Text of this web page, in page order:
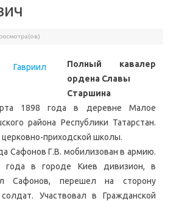
Полный кавалер
ордена Славы
Старшина
1898 года в деревне Малое
района Республики Татарстан.
церковно-приходской школы.
Сафонов Г.В. мобилизован в армию.
года в городе Киев дивизион, в
Сафонов, перешел на сторону
Участвовал в Гражданской